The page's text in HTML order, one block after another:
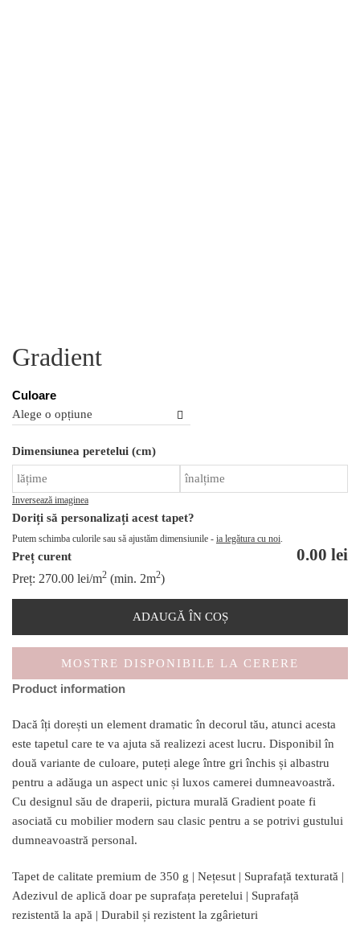
Gradient
Culoare
Dimensiunea peretelui (cm)
Inversează imaginea
Doriți să personalizați acest tapet?
Putem schimba culorile sau să ajustăm dimensiunile - ia legătura cu noi.
Preț curent 0.00 lei
Preț: 270.00 lei/m2 (min. 2m2)
ADAUGĂ ÎN COȘ
MOSTRE DISPONIBILE LA CERERE
Product information
Dacă îți dorești un element dramatic în decorul tău, atunci acesta
este tapetul care te va ajuta să realizezi acest lucru. Disponibil în
două variante de culoare, puteți alege între gri închis și albastru
pentru a adăuga un aspect unic și luxos camerei dumneavoastră.
Cu designul său de draperii, pictura murală Gradient poate fi
asociată cu mobilier modern sau clasic pentru a se potrivi gustului
dumneavoastră personal.
Tapet de calitate premium de 350 g | Nețesut | Suprafață texturată |
Adezivul de aplică doar pe suprafața peretelui | Suprafață
rezistentă la apă | Durabil și rezistent la zgârieturi